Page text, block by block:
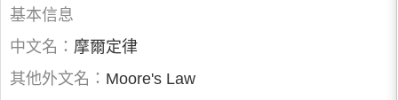
基本信息
中文名： 摩爾定律
其他外文名： Moore's Law